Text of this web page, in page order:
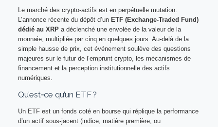
Le marché des crypto‑actifs est en perpétuelle mutation.
L’annonce récente du dépôt d’un ETF (Exchange‑Traded Fund)
dédié au XRPa déclenché une envolée de la valeur de la
monnaie, multipliée par cinq en quelques jours. Au‑delà de la
simple hausse de prix, cet événement soulève des questions
majeures sur le futur de l’emprunt crypto, les mécanismes de
financement et la perception institutionnelle des actifs
numériques.
Qu’est‑ce qu’un ETF ?
Un ETF est un fonds coté en bourse qui réplique la performance
d’un actif sous‑jacent (indice, matière première, ou